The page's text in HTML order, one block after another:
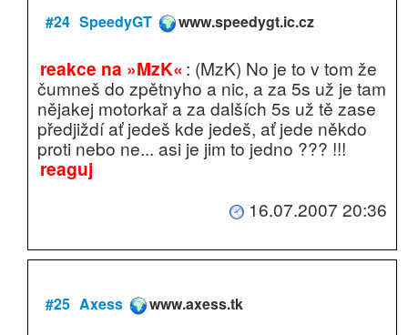
#24 SpeedyGT www.speedygt.ic.cz
reakce na »MzK« : (MzK) No je to v tom že
čumneš do zpětnyho a nic, a za 5s už je tam
nějakej motorkař a za dalších 5s už tě zase
předjiždí ať jedeš kde jedeš, ať jede někdo
proti nebo ne... asi je jim to jedno ??? !!!
reaguj
16.07.2007 20:36
#25 Axess www.axess.tk